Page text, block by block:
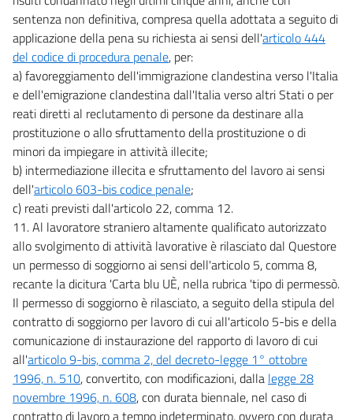
sentenza non definitiva, compresa quella adottata a seguito di
applicazione della pena su richiesta ai sensi dell'articolo 444
del codice di procedura penale, per:
a) favoreggiamento dell'immigrazione clandestina verso l'Italia
e dell'emigrazione clandestina dall'Italia verso altri Stati o per
reati diretti al reclutamento di persone da destinare alla
prostituzione o allo sfruttamento della prostituzione o di
minori da impiegare in attività illecite;
b) intermediazione illecita e sfruttamento del lavoro ai sensi
dell'articolo 603-bis codice penale;
c) reati previsti dall'articolo 22, comma 12.
11. Al lavoratore straniero altamente qualificato autorizzato
allo svolgimento di attività lavorative è rilasciato dal Questore
un permesso di soggiorno ai sensi dell'articolo 5, comma 8,
recante la dicitura 'Carta blu UÈ, nella rubrica 'tipo di permessò.
Il permesso di soggiorno è rilasciato, a seguito della stipula del
contratto di soggiorno per lavoro di cui all'articolo 5-bis e della
comunicazione di instaurazione del rapporto di lavoro di cui
all'articolo 9-bis, comma 2, del decreto-legge 1° ottobre
1996, n. 510, convertito, con modificazioni, dalla legge 28
novembre 1996, n. 608, con durata biennale, nel caso di
contratto di lavoro a tempo indeterminato, ovvero con durata